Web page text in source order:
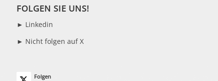
FOLGEN SIE UNS!
► Linkedin
► Nicht folgen auf X
Folgen